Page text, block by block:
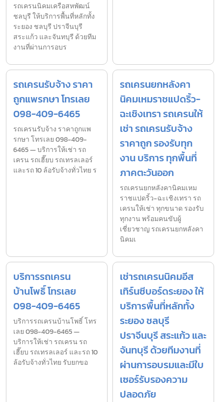
รถเครนนิคมเครือสหพัฒน์
ชลบุรี ให้บริการพื้นที่หลักทั้ง
ระยอง ชลบุรี ปราจีนบุรี
สระแก้ว และจันทบุรี ด้วยทีม
งานที่ผ่านการอบร
รถเครนรับจ้าง ราคา
ถูกแพรกษา โทรเลย
098-409-6465
รถเครนรับจ้าง ราคาถูกแพ
รกษา โทรเลย 098-409-
6465 — บริการให้เช่า รถ
เครน รถเฮี๊ยบ รถเทรลเลอร์
และรถ 10 ล้อรับจ้างทั่วไทย ร
รถเครนยกหลังคา
นิคมเหมราชแปดริ้ว-
ฉะเชิงเทรา รถเครนให้
เช่า รถเครนรับจ้าง
ราคาถูก รองรับทุก
งาน บริการ ทุกพื้นที่
ภาคตะวันออก
รถเครนยกหลังคานิคมเหม
ราชแปดริ้ว-ฉะเชิงเทรา รถ
เครนให้เช่า ทุกขนาด รองรับ
ทุกงาน พร้อมคนขับผู้
เชี่ยวชาญ รถเครนยกหลังคา
นิคมเ
บริการรถเครน
บ้านโพธิ์ โทรเลย
098-409-6465
บริการรถเครนบ้านโพธิ์ โทร
เลย 098-409-6465 —
บริการให้เช่า รถเครน รถ
เฮี๊ยบ รถเทรลเลอร์ และรถ 10
ล้อรับจ้างทั่วไทย รับยกขอ
เช่ารถเครนนิคมอีส
เทิร์นซีบอร์ดระยอง ให้
บริการพื้นที่หลักทั้ง
ระยอง ชลบุรี
ปราจีนบุรี สระแก้ว และ
จันทบุรี ด้วยทีมงานที่
ผ่านการอบรมและมีใบ
เซอร์รับรองความ
ปลอดภัย